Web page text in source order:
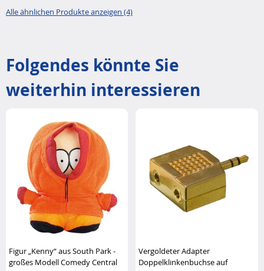
Alle ähnlichen Produkte anzeigen (4)
Folgendes könnte Sie
weiterhin interessieren
Figur „Kenny“ aus South Park -
großes Modell Comedy Central
Vergoldeter Adapter
Doppelklinkenbuchse auf